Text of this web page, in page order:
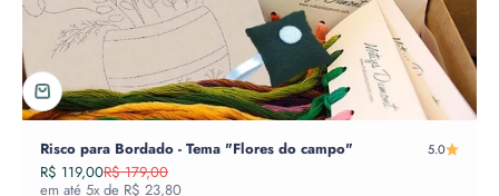
Risco para Bordado - Tema "Flores do campo" 5.0
Preço promocional
R$ 119,00Preço normal
R$ 179,00
em até 5x de R$ 23,80